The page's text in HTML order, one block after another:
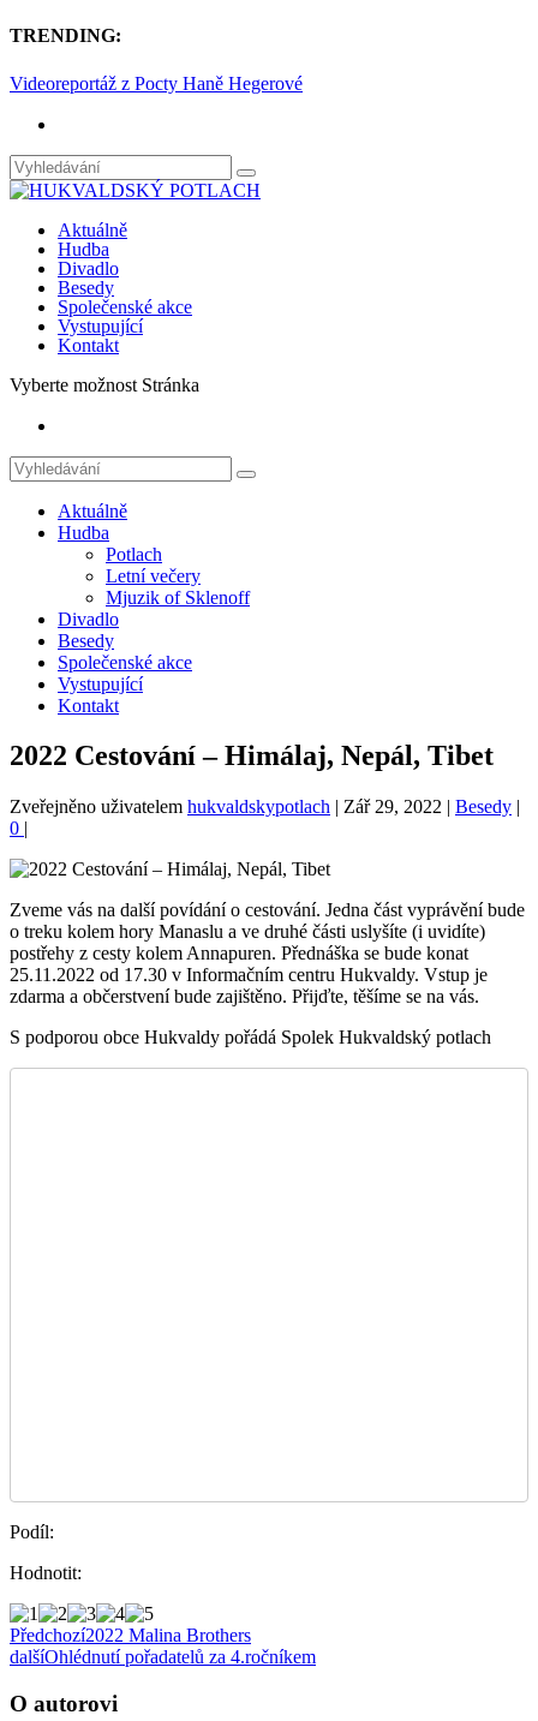
TRENDING:
Videoreportáž z Pocty Haně Hegerové
Aktuálně
Hudba
Divadlo
Besedy
Společenské akce
Vystupující
Kontakt
Vyberte možnost Stránka
Aktuálně
Hudba
Potlach
Letní večery
Mjuzik of Sklenoff
Divadlo
Besedy
Společenské akce
Vystupující
Kontakt
2022 Cestování – Himálaj, Nepál, Tibet
Zveřejněno uživatelem hukvaldskypotlach | Zář 29, 2022 | Besedy |
0 |
Zveme vás na další povídání o cestování. Jedna část vyprávění bude
o treku kolem hory Manaslu a ve druhé části uslyšíte (i uvidíte)
postřehy z cesty kolem Annapuren. Přednáška se bude konat
25.11.2022 od 17.30 v Informačním centru Hukvaldy. Vstup je
zdarma a občerstvení bude zajištěno. Přijďte, těšíme se na vás.
S podporou obce Hukvaldy pořádá Spolek Hukvaldský potlach
Podíl:
Hodnotit:
Předchozí2022 Malina Brothers
dalšíOhlédnutí pořadatelů za 4.ročníkem
O autorovi